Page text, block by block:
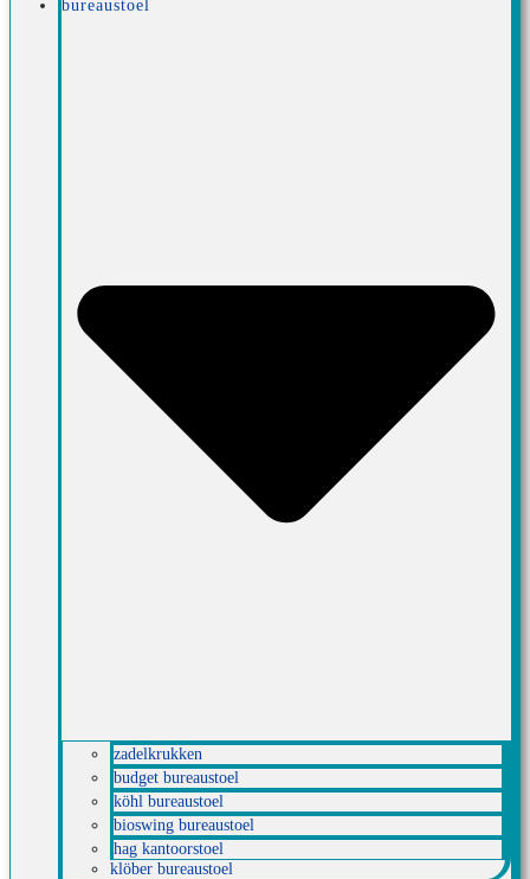
bureaustoel
zadelkrukken
budget bureaustoel
köhl bureaustoel
bioswing bureaustoel
hag kantoorstoel
klöber bureaustoel